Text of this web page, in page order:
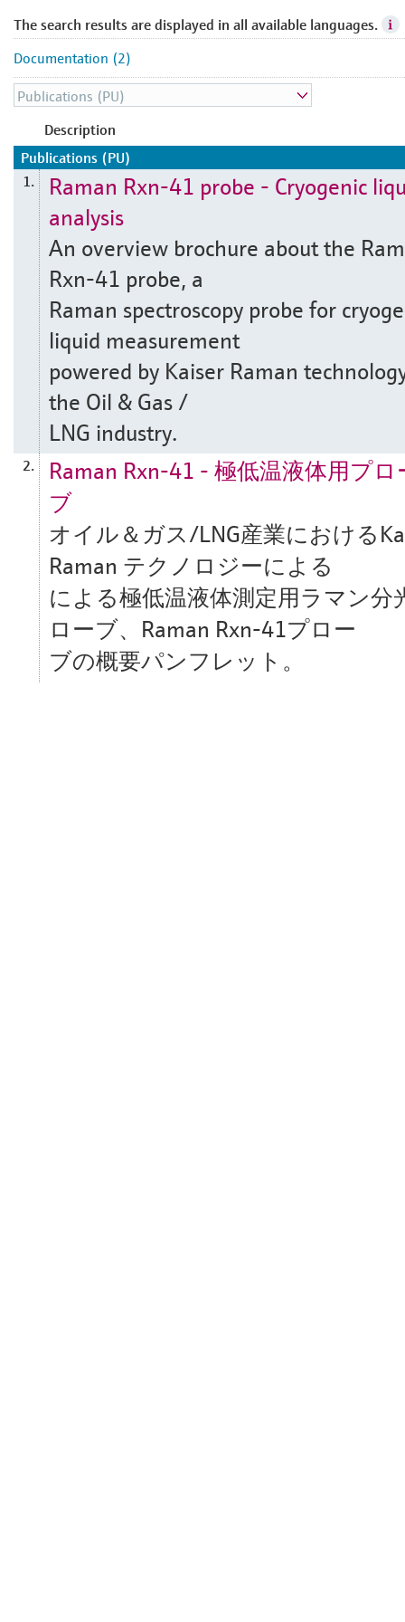
The search results are displayed in all available languages.
Documentation (2)
Description
Publications (PU)
1.
Raman Rxn-41 probe - Cryogenic
analysis
An overview brochure about the
Rxn-41 probe, a
Raman spectroscopy probe for
liquid measurement
powered by Kaiser Raman
the Oil & Gas /
LNG industry.
2.
Raman Rxn-41 - 極低温液体用プロ
ブ
オイル＆ガス/LNG産業における
Raman テクノロジーによる
による極低温液体測定用ラマン分
ローブ、Raman Rxn-41プロー
ブの概要パンフレット。